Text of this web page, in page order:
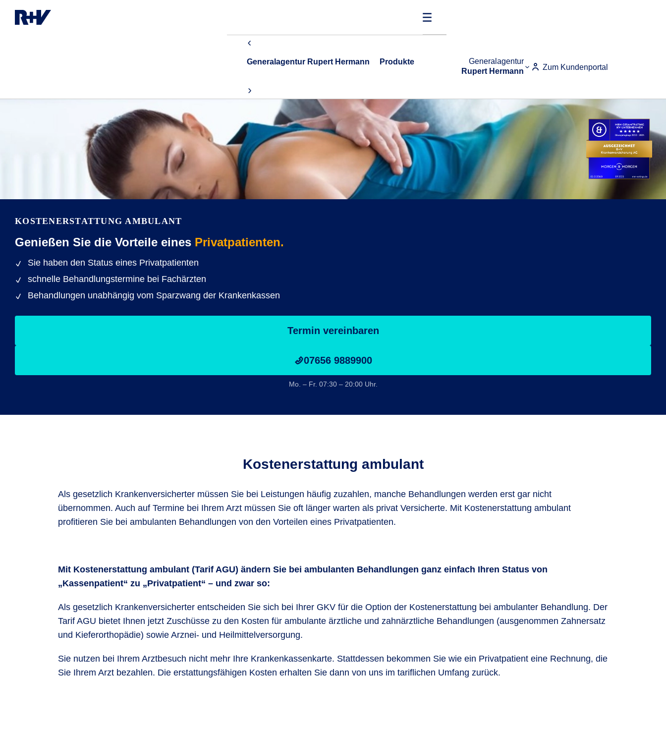
Generalagentur
Rupert Hermann
Zum Kundenportal
Generalagentur Rupert Hermann Produkte
KOSTENERSTATTUNG AMBULANT
Genießen Sie die Vorteile eines Privatpatienten.
Sie haben den Status eines Privatpatienten
schnelle Behandlungstermine bei Fachärzten
Behandlungen unabhängig vom Sparzwang der Krankenkassen
Termin vereinbaren
07656 9889900
Mo. – Fr. 07:30 – 20:00 Uhr.
Kostenerstattung ambulant
Als gesetzlich Krankenversicherter müssen Sie bei Leistungen häufig zuzahlen, manche Behandlungen werden erst gar nicht
übernommen. Auch auf Termine bei Ihrem Arzt müssen Sie oft länger warten als privat Versicherte. Mit Kostenerstattung ambulant
profitieren Sie bei ambulanten Behandlungen von den Vorteilen eines Privatpatienten.
Mit Kostenerstattung ambulant (Tarif AGU) ändern Sie bei ambulanten Behandlungen ganz einfach Ihren Status von
„Kassenpatient“ zu „Privatpatient“ – und zwar so:
Als gesetzlich Krankenversicherter entscheiden Sie sich bei Ihrer GKV für die Option der Kostenerstattung bei ambulanter Behandlung. Der
Tarif AGU bietet Ihnen jetzt Zuschüsse zu den Kosten für ambulante ärztliche und zahnärztliche Behandlungen (ausgenommen Zahnersatz
und Kieferorthopädie) sowie Arznei- und Heilmittelversorgung.
Sie nutzen bei Ihrem Arztbesuch nicht mehr Ihre Krankenkassenkarte. Stattdessen bekommen Sie wie ein Privatpatient eine Rechnung, die
Sie Ihrem Arzt bezahlen. Die erstattungsfähigen Kosten erhalten Sie dann von uns im tariflichen Umfang zurück.